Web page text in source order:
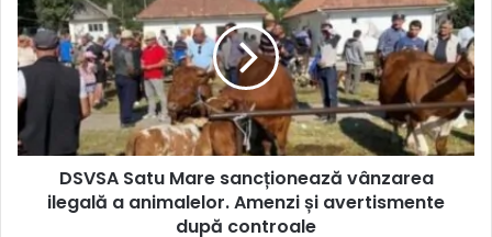
DSVSA Satu Mare sancționează vânzarea
ilegală a animalelor. Amenzi și avertismente
după controale